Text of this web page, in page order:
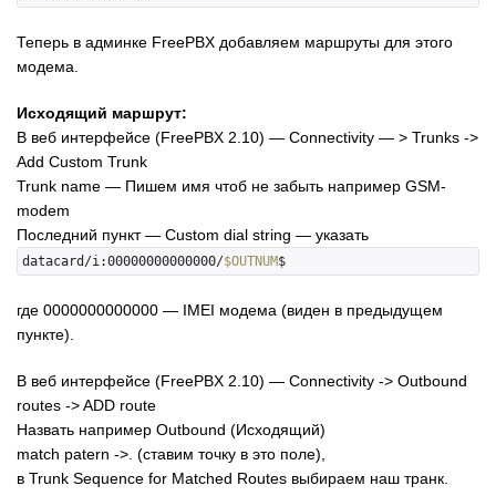
Теперь в админке FreePBX добавляем маршруты для этого
модема.
Исходящий маршрут:
В веб интерфейсе (FreePBX 2.10) — Connectivity — > Trunks ->
Add Custom Trunk
Trunk name — Пишем имя чтоб не забыть например GSM-
modem
Последний пункт — Custom dial string — указать
datacard/i:00000000000000/$OUTNUM
где 0000000000000 — IMEI модема (виден в предыдущем
пункте).
В веб интерфейсе (FreePBX 2.10) — Connectivity -> Outbound
routes -> ADD route
Назвать например Outbound (Исходящий)
match patern ->. (ставим точку в это поле),
в Trunk Sequence for Matched Routes выбираем наш транк.